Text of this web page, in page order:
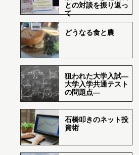
との対談を振り返っ
て
どうなる食と農
狙われた大学入試―
大学入学共通テスト
の問題点―
石橋叩きのネット投
資術